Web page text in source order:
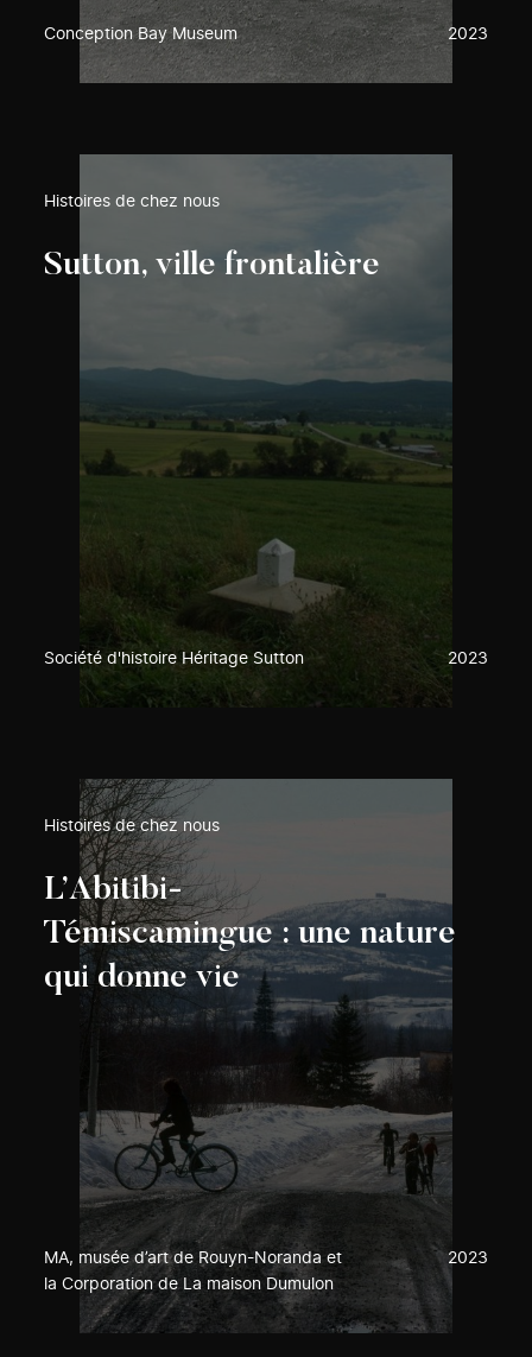
Conception Bay Museum 2023
Histoires de chez nous
Sutton, ville frontalière
Société d'histoire Héritage Sutton 2023
Histoires de chez nous
L’Abitibi-
Témiscamingue : une nature
qui donne vie
MA, musée d’art de Rouyn-Noranda et
la Corporation de La maison Dumulon
2023